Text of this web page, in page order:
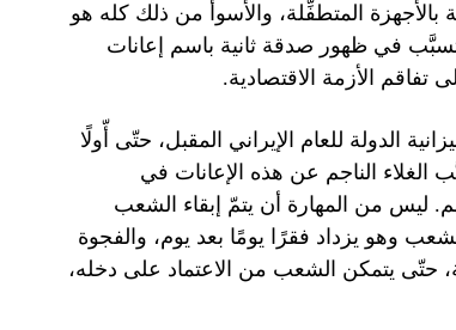
المتطفِّلة، والأسوأ من ذلك كله هو
تسبَّب في ظهور صدقة ثانية باسم إعانات
تفاقم الأزمة الاقتصادية.
الدولة للعام الإيراني المقبل، حتّى أّولًا
الغلاء الناجم عن هذه الإعانات في
ليس من المهارة أن يتمّ إبقاء الشعب
وهو يزداد فقرًا يومًا بعد يوم، والفجوة
حتّى يتمكن الشعب من الاعتماد على دخله،